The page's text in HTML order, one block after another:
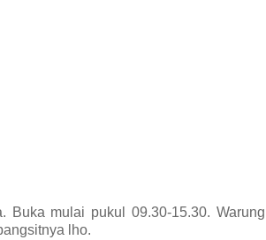
mulai pukul 09.30-15.30. Warung
lho.